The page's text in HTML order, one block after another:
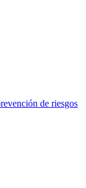
de riesgos